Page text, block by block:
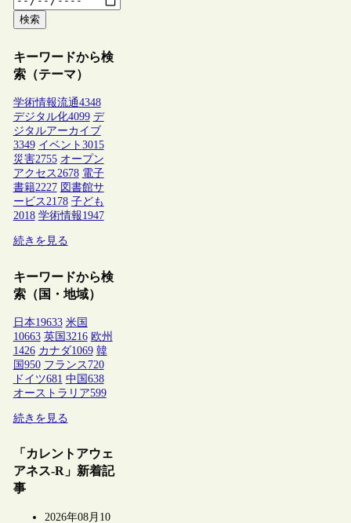
検索
キーワードから検
索（テーマ）
学術情報流通4348
デジタル化4099 デ
ジタルアーカイブ
3349 イベント 3015
災害2755 オープン
アクセス2678 電子
書籍2227 図書館サ
ービス2178 子ども
2018 学術情報1947
続きを見る
キーワードから検
索（国・地域）
日本19633 米国
10663 英国 3216 欧州
1426 カナダ1069 韓
国 950 フランス 720
ドイツ681 中国 638
オーストラリア599
続きを見る
「カレントアウェ
アネス-R」新着記
事
2026年08月10